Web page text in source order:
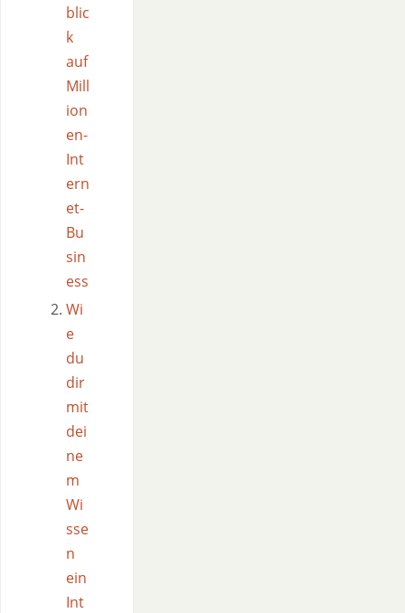
blic
k
auf
Mill
ion
en-
Int
ern
et-
Bu
sin
ess
Wi
e
du
dir
mit
dei
ne
m
Wi
sse
n
ein
Int